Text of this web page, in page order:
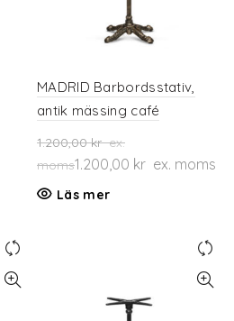
MADRID Barbordsstativ,
antik mässing café
1.200,00krex.
moms1.200,00 kr ex. moms
Läs mer